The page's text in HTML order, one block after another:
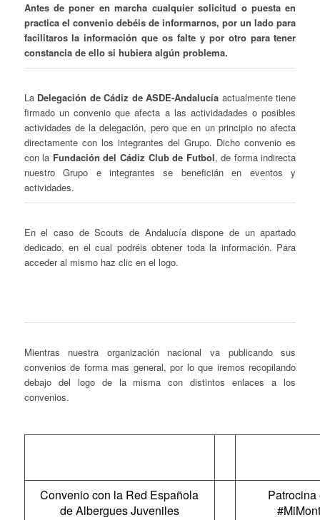
Antes de poner en marcha cualquier solicitud o puesta en
practica el convenio debéis de informarnos, por un lado para
facilitaros la información que os falte y por otro para tener
constancia de ello si hubiera algún problema.
La Delegación de Cádiz de ASDE-Andalucía actualmente tiene
firmado un convenio que afecta a las actividadades o posibles
actividades de la delegación, pero que en un principio no afecta
directamente con los integrantes del Grupo. Dicho convenio es
con la Fundación del Cádiz Club de Futbol, de forma indirecta
nuestro Grupo e integrantes se beneficián en eventos y
actividades.
En el caso de Scouts de Andalucía dispone de un apartado
dedicado, en el cual podréis obtener toda la información. Para
acceder al mismo haz clic en el logo.
Mientras nuestra organización nacional va publicando sus
convenios de forma mas general, por lo que iremos recopilando
debajo del logo de la misma con distintos enlaces a los
convenios.
Convenio con la Red Española
de Albergues Juveniles